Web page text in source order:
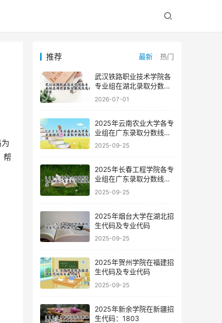
帮
推荐 最新 热门
武汉铁路职业技术学院各
专业组在湖北录取分数线
及选科要求
2026-07-01
2025年云南农业大学各专
业组在广东录取分数线及
位次
2025-09-25
2025年长春工程学院各专
业组在广东录取分数线及
位次
2025-09-25
2025年烟台大学在湖北招
生代码及专业代码
2025-09-25
2025年贺州学院在福建招
生代码及专业代码
2025-09-25
2025年新余学院在新疆招
生代码：1803